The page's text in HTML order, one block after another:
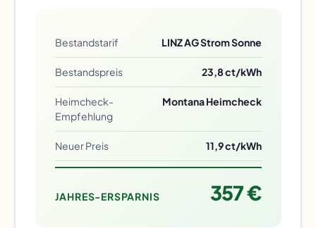
Bestandstarif LINZ AG Strom Sonne
Bestandspreis 23,8 ct/kWh
Heimcheck-
Empfehlung
Montana Heimcheck
Neuer Preis 11,9 ct/kWh
JAHRES-ERSPARNIS 357 €